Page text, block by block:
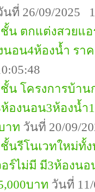
นที่ 26/09/2025
น ตกแต่งสวยแ
อน4ห้องน้ำ รา
น โครงการบ้าน
องนอน3ห้องน้ำ
าท วันที่ 20/09/
นรีโนเวทใหม่ทั้
อร์ไม่มี มี3ห้องน
บาท วันที่